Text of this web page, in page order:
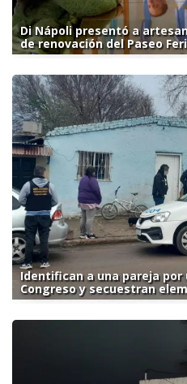
Di Nápoli presentó a
de renovación del Paseo
Identifican a una pareja
Congreso y secuestran